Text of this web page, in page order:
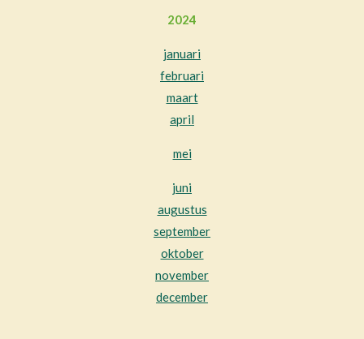
2024
januari
februari
maart
april
mei
juni
augustus
september
oktober
november
december